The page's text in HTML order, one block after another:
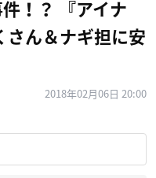
！？ 『アイナ
ん＆ナギ担に安
2018年02月06日 20:00